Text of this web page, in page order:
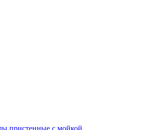
пристенные с мойкой